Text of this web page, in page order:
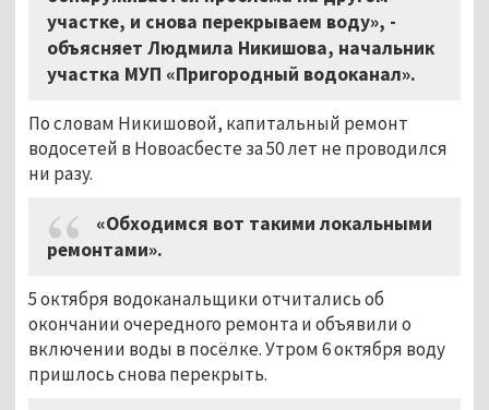
участке, и снова перекрываем воду», -
объясняет Людмила Никишова, начальник
участка МУП «Пригородный водоканал».
По словам Никишовой, капитальный ремонт
водосетей в Новоасбесте за 50 лет не проводился
ни разу.
«Обходимся вот такими локальными
ремонтами».
5 октября водоканальщики отчитались об
окончании очередного ремонта и объявили о
включении воды в посёлке. Утром 6 октября воду
пришлось снова перекрыть.